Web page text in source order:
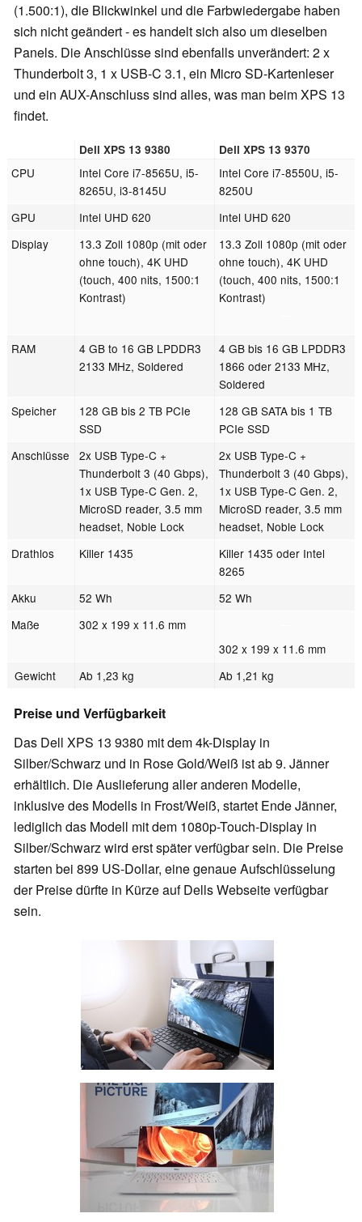
(1.500:1), die Blickwinkel und die Farbwiedergabe haben
sich nicht geändert - es handelt sich also um dieselben
Panels. Die Anschlüsse sind ebenfalls unverändert: 2 x
Thunderbolt 3, 1 x USB-C 3.1, ein Micro SD-Kartenleser
und ein AUX-Anschluss sind alles, was man beim XPS 13
findet.
Dell XPS 13 9380 Dell XPS 13 9370
CPU
Intel Core i7-8565U, i5-
8265U, i3-8145U
Intel Core i7-8550U, i5-
8250U
GPU
Intel UHD 620
Intel UHD 620
Display
13.3 Zoll 1080p (mit oder
ohne touch), 4K UHD
(touch, 400 nits, 1500:1
Kontrast)
13.3 Zoll 1080p (mit oder
ohne touch), 4K UHD
(touch, 400 nits, 1500:1
Kontrast)
RAM
4 GB to 16 GB LPDDR3
2133 MHz, Soldered
4 GB bis 16 GB LPDDR3
1866 oder 2133 MHz,
Soldered
Speicher
128 GB bis 2 TB PCIe
SSD
128 GB SATA bis 1 TB
PCIe SSD
Anschlüsse
2x USB Type-C +
Thunderbolt 3 (40 Gbps),
1x USB Type-C Gen. 2,
MicroSD reader, 3.5 mm
headset, Noble Lock
2x USB Type-C +
Thunderbolt 3 (40 Gbps),
1x USB Type-C Gen. 2,
MicroSD reader, 3.5 mm
headset, Noble Lock
Drathlos
Killer 1435
Killer 1435 oder Intel
8265
Akku
52 Wh
52 Wh
Maße
302 x 199 x 11.6 mm
302 x 199 x 11.6 mm
Gewicht
Ab 1,23 kg Ab 1,21 kg
Preise und Verfügbarkeit
Das Dell XPS 13 9380 mit dem 4k-Display in
Silber/Schwarz und in Rose Gold/Weiß ist ab 9. Jänner
erhältlich. Die Auslieferung aller anderen Modelle,
inklusive des Modells in Frost/Weiß, startet Ende Jänner,
lediglich das Modell mit dem 1080p-Touch-Display in
Silber/Schwarz wird erst später verfügbar sein. Die Preise
starten bei 899 US-Dollar, eine genaue Aufschlüsselung
der Preise dürfte in Kürze auf Dells Webseite verfügbar
sein.